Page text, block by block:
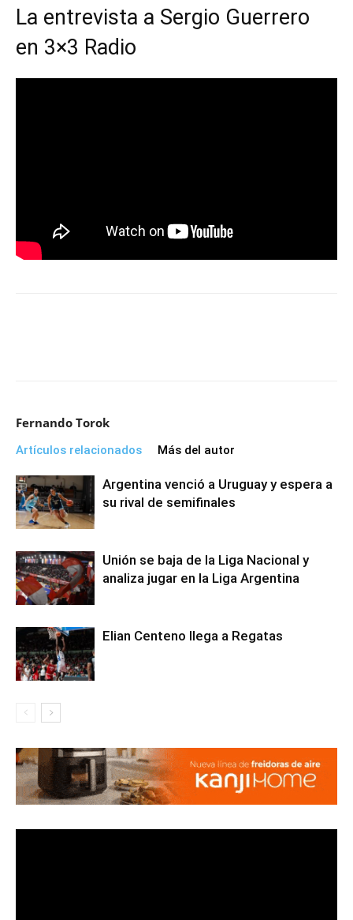
La entrevista a Sergio Guerrero
en 3×3 Radio
Fernando Torok
Artículos relacionados Más del autor
Argentina venció a Uruguay y espera a
su rival de semifinales
Unión se baja de la Liga Nacional y
analiza jugar en la Liga Argentina
Elian Centeno llega a Regatas